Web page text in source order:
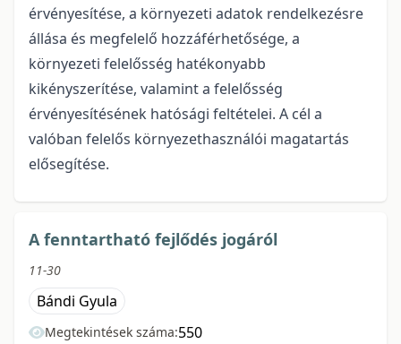
érvényesítése, a környezeti adatok rendelkezésre
állása és megfelelő hozzáférhetősége, a
környezeti felelősség hatékonyabb
kikényszerítése, valamint a felelősség
érvényesítésének hatósági feltételei. A cél a
valóban felelős környezethasználói magatartás
elősegítése.
A fenntartható fejlődés jogáról
11-30
Bándi Gyula
Megtekintések száma:550